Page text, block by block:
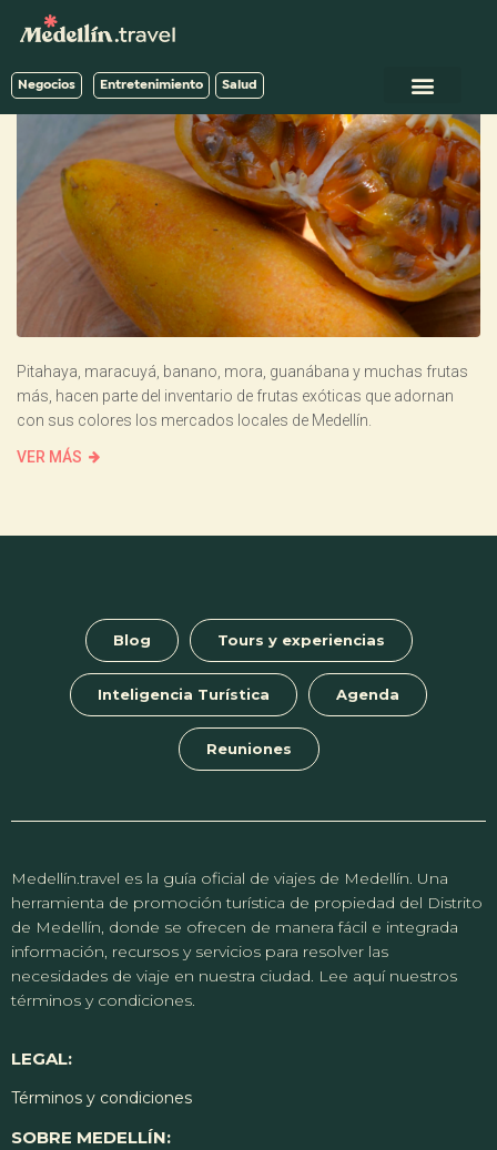
Negocios Entretenimiento Salud
Pitahaya, maracuyá, banano, mora, guanábana y muchas frutas
más, hacen parte del inventario de frutas exóticas que adornan
con sus colores los mercados locales de Medellín.
VER MÁS
Blog Tours y experiencias
Inteligencia Turística Agenda
Reuniones
Medellín.travel es la guía oficial de viajes de Medellín. Una
herramienta de promoción turística de propiedad del Distrito
de Medellín, donde se ofrecen de manera fácil e integrada
información, recursos y servicios para resolver las
necesidades de viaje en nuestra ciudad. Lee aquí nuestros
términos y condiciones.
LEGAL:
Términos y condiciones
SOBRE MEDELLÍN: